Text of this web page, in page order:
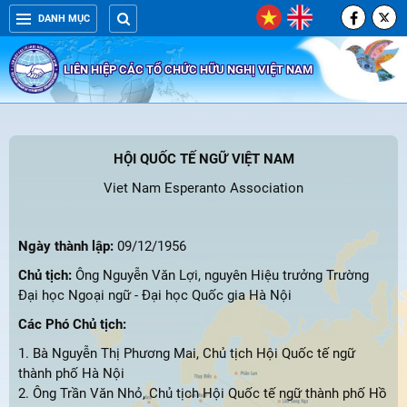
DANH MỤC
LIÊN HIỆP CÁC TỔ CHỨC HỮU NGHỊ VIỆT NAM
HỘI QUỐC TẾ NGỮ VIỆT NAM
Viet Nam Esperanto Association
Ngày thành lập: 09/12/1956
Chủ tịch: Ông Nguyễn Văn Lợi, nguyên Hiệu trưởng Trường
Đại học Ngoại ngữ - Đại học Quốc gia Hà Nội
Các Phó Chủ tịch:
1. Bà Nguyễn Thị Phương Mai, Chủ tịch Hội Quốc tế ngữ
thành phố Hà Nội
2. Ông Trần Văn Nhỏ, Chủ tịch Hội Quốc tế ngữ thành phố Hồ